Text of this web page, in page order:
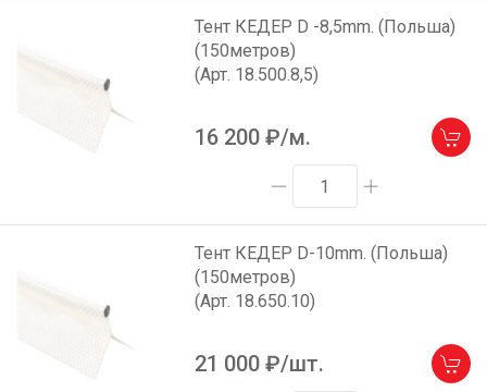
Тент КЕДЕР D -8,5mm. (Польша)
(150метров)
(Арт. 18.500.8,5)
16 200 ₽/м.
Тент КЕДЕР D-10mm. (Польша)
(150метров)
(Арт. 18.650.10)
21 000 ₽/шт.